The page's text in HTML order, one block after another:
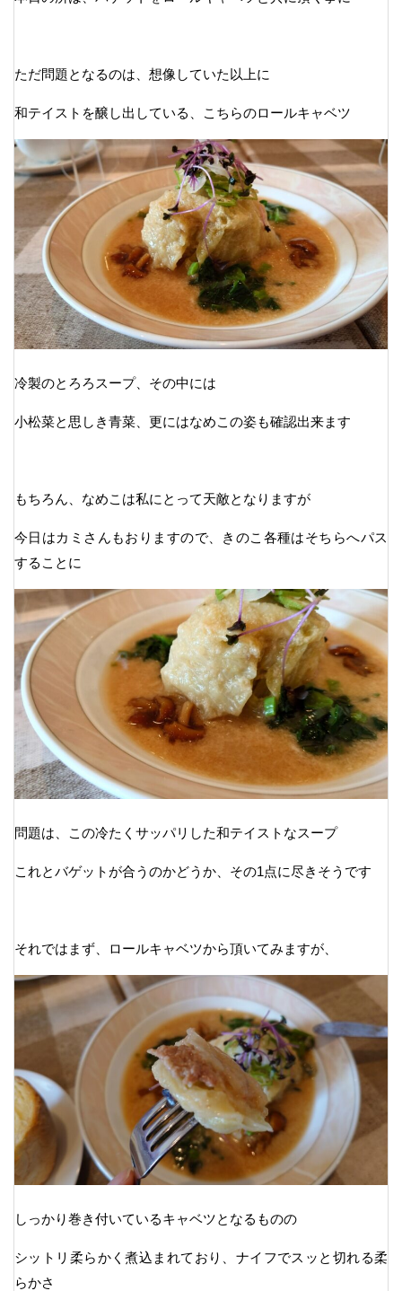
ただ問題となるのは、想像していた以上に
和テイストを醸し出している、こちらのロールキャベツ
冷製のとろろスープ、その中には
小松菜と思しき青菜、更にはなめこの姿も確認出来ます
もちろん、なめこは私にとって天敵となりますが
今日はカミさんもおりますので、きのこ各種はそちらへパス
することに
問題は、この冷たくサッパリした和テイストなスープ
これとバゲットが合うのかどうか、その1点に尽きそうです
それではまず、ロールキャベツから頂いてみますが、
しっかり巻き付いているキャベツとなるものの
シットリ柔らかく煮込まれており、ナイフでスッと切れる柔
らかさ